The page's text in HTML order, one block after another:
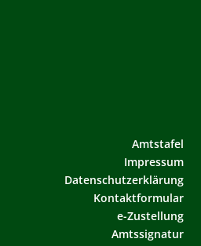
Amtstafel
Impressum
Datenschutzerklärung
Kontaktformular
e-Zustellung
Amtssignatur